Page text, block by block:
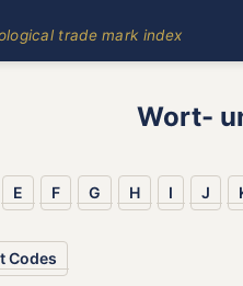
trade mark index
Wort-
E F G H I J
Codes